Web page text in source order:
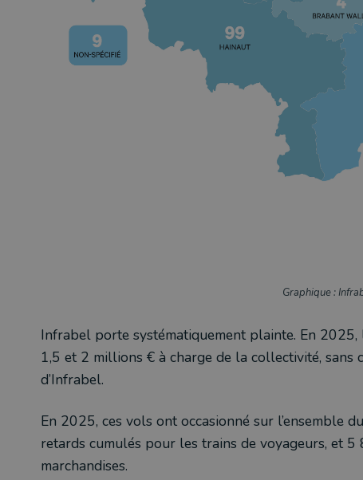
Graphique :
Infrabel porte systématiquement plainte. En
1,5 et 2 millions € à charge de la collectivité, sans
d’Infrabel.
En 2025, ces vols ont occasionné sur l’ensemble
retards cumulés pour les trains de voyageurs, et
marchandises.